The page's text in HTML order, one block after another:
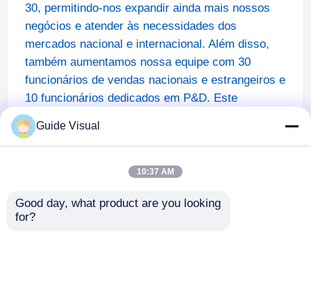
30, permitindo-nos expandir ainda mais nossos
negócios e atender às necessidades dos
mercados nacional e internacional. Além disso,
também aumentamos nossa equipe com 30
funcionários de vendas nacionais e estrangeiros e
10 funcionários dedicados em P&D. Este
investimento em talentos nos permite aprofundar
nossa experiência e continuar a impulsionar a
OEM/ODM
Guide Visual
10:37 AM
Good day, what product are you looking
for?